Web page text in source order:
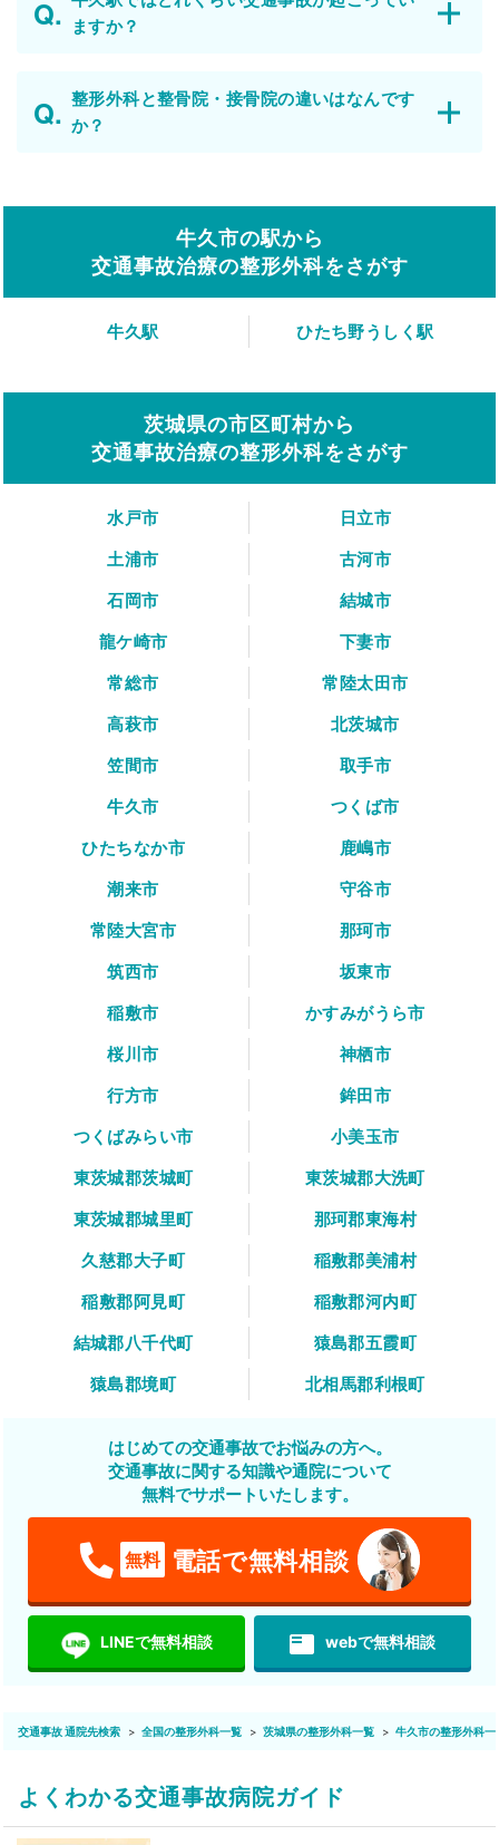
ますか？
整形外科と整骨院・接骨院の違いはなんです
か？
牛久市の駅から
交通事故治療の整形外科をさがす
牛久駅 ひたち野うしく駅
茨城県の市区町村から
交通事故治療の整形外科をさがす
水戸市
日立市
土浦市
古河市
石岡市
結城市
龍ケ崎市
下妻市
常総市
常陸太田市
高萩市
北茨城市
笠間市
取手市
牛久市
つくば市
ひたちなか市
鹿嶋市
潮来市
守谷市
常陸大宮市
那珂市
筑西市
坂東市
稲敷市
かすみがうら市
桜川市
神栖市
行方市
鉾田市
つくばみらい市
小美玉市
東茨城郡茨城町
東茨城郡大洗町
東茨城郡城里町
那珂郡東海村
久慈郡大子町
稲敷郡美浦村
稲敷郡阿見町
稲敷郡河内町
結城郡八千代町
猿島郡五霞町
猿島郡境町
北相馬郡利根町
はじめての交通事故でお悩みの方へ。
交通事故に関する知識や通院について
無料でサポートいたします。
無料 電話で無料相談
LINEで無料相談 featured_play_list webで無料相談
交通事故 通院先検索 全国の整形外科一覧 茨城県の整形外科一覧 牛久市の整形外科一
よくわかる交通事故病院ガイド